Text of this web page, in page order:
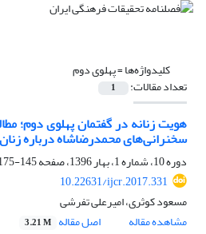
کلیدواژه‌ها =پهلوی دوم
تعداد مقالات: 1
هویت زنانه در گفتمان پهلوی دوم؛
سخنرانی‌های محمدرضاشاه درباره زنان
دوره 10، شماره 1، بهار 1396، صفحه
145-175
10.22631/ijcr.2017.331
مسعود کوثری، امیرعلی تفرشی
مشاهده مقاله
اصل مقاله 3.21 M